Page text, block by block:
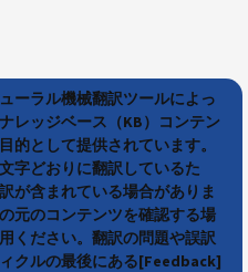
ーラル機械翻訳ツールによっ
レッジベース（KB）コンテン
的として提供されています。
字どおりに翻訳しているた
が含まれている場合がありま
元のコンテンツを確認する場
ください。翻訳の問題や誤訳
クルの最後にある[Feedback]